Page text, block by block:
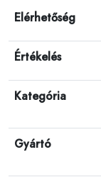
Elérhetőség
Értékelés
Kategória
Gyártó